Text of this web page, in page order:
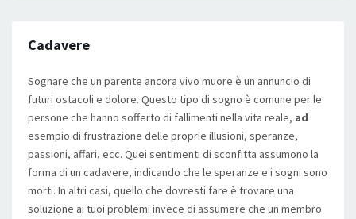
Cadavere
Sognare che un parente ancora vivo muore è un annuncio di
futuri ostacoli e dolore. Questo tipo di sogno è comune per le
persone che hanno sofferto di fallimenti nella vita reale, ad
esempio di frustrazione delle proprie illusioni, speranze,
passioni, affari, ecc. Quei sentimenti di sconfitta assumono la
forma di un cadavere, indicando che le speranze e i sogni sono
morti. In altri casi, quello che dovresti fare è trovare una
soluzione ai tuoi problemi invece di assumere che un membro